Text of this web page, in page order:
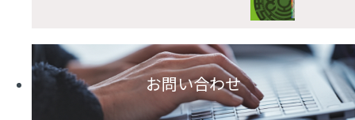
お問い合わせ